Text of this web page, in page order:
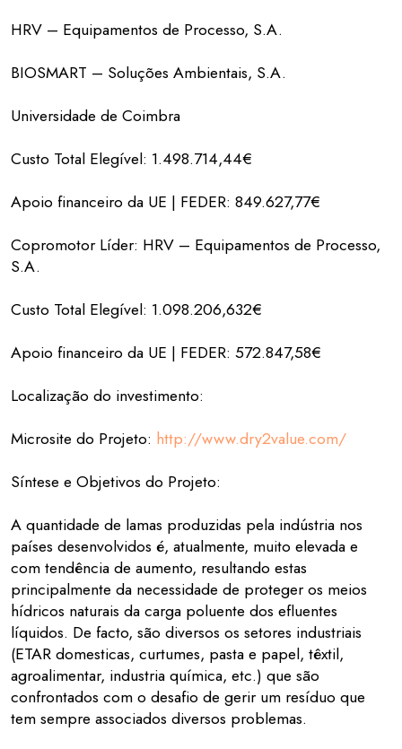
HRV – Equipamentos de Processo, S.A.
BIOSMART – Soluções Ambientais, S.A.
Universidade de Coimbra
Custo Total Elegível: 1.498.714,44€
Apoio financeiro da UE | FEDER: 849.627,77€
Copromotor Líder: HRV – Equipamentos de Processo,
S.A.
Custo Total Elegível: 1.098.206,632€
Apoio financeiro da UE | FEDER: 572.847,58€
Localização do investimento:
Microsite do Projeto: http://www.dry2value.com/
Síntese e Objetivos do Projeto:
A quantidade de lamas produzidas pela indústria nos
países desenvolvidos é, atualmente, muito elevada e
com tendência de aumento, resultando estas
principalmente da necessidade de proteger os meios
hídricos naturais da carga poluente dos efluentes
líquidos. De facto, são diversos os setores industriais
(ETAR domesticas, curtumes, pasta e papel, têxtil,
agroalimentar, industria química, etc.) que são
confrontados com o desafio de gerir um resíduo que
tem sempre associados diversos problemas.